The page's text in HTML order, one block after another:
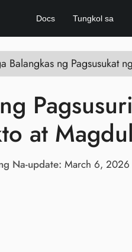
Docs Tungkol sa
Balangkas ng Pagsusukat
at
Na-update: March 6, 2026